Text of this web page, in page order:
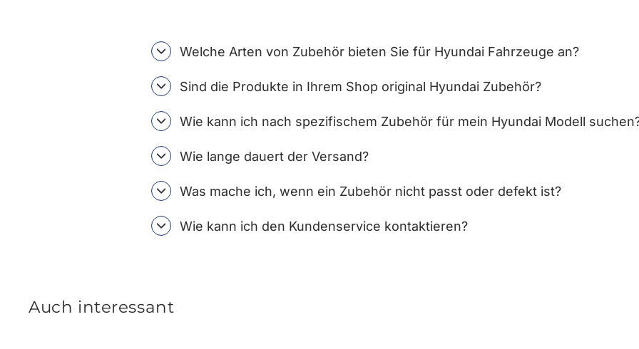
Welche Arten von Zubehör bieten Sie für Hyundai Fahrzeuge an?
Sind die Produkte in Ihrem Shop original Hyundai Zubehör?
Wie kann ich nach spezifischem Zubehör für mein Hyundai Modell
Wie lange dauert der Versand?
Was mache ich, wenn ein Zubehör nicht passt oder defekt ist?
Wie kann ich den Kundenservice kontaktieren?
Auch interessant